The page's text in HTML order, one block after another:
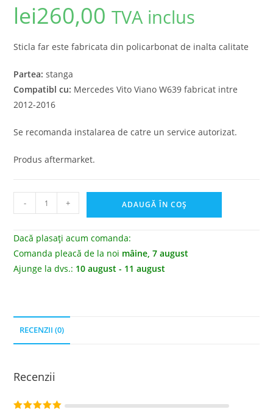
lei260,00 TVA inclus
Sticla far este fabricata din policarbonat de inalta calitate
Partea: stanga
Compatibl cu: Mercedes Vito Viano W639 fabricat intre
2012-2016
Se recomanda instalarea de catre un service autorizat.
Produs aftermarket.
- + ADAUGĂ ÎN COȘ
Dacă plasați acum comanda:
Comanda pleacă de la noi mâine, 7 august
Ajunge la dvs.: 10 august - 11 august
RECENZII (0)
Recenzii